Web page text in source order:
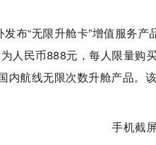
布“无限升舱卡”增值服务
人民币888元，每人限量
内航线无限次数升舱产品。